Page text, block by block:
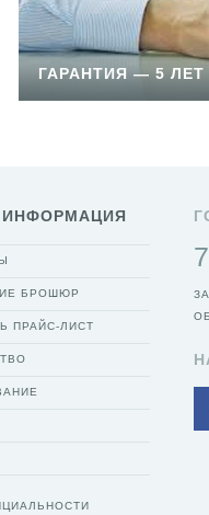
ГАРАНТИЯ — 5 ЛЕТ
БРОШЮР
ПРАЙС-ЛИСТ